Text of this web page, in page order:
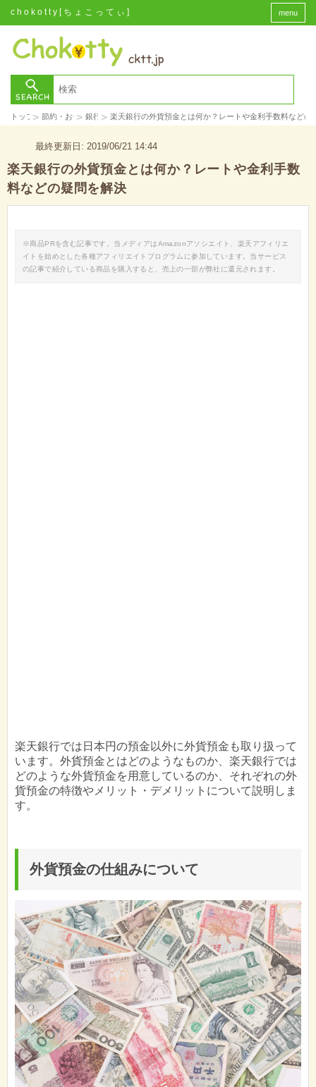
chokotty[ちょこってぃ] menu
トップ> 節約・お金> 銀行 > 楽天銀行の外貨預金とは何か？レートや金利手数料などの
最終更新日: 2019/06/21 14:44
楽天銀行の外貨預金とは何か？レートや金利手数
料などの疑問を解決
※商品PRを含む記事です。当メディアはAmazonアソシエイト、楽天アフィリエ
イトを始めとした各種アフィリエイトプログラムに参加しています。当サービス
の記事で紹介している商品を購入すると、売上の一部が弊社に還元されます。
楽天銀行では日本円の預金以外に外貨預金も取り扱って
います。外貨預金とはどのようなものか、楽天銀行では
どのような外貨預金を用意しているのか、それぞれの外
貨預金の特徴やメリット・デメリットについて説明しま
す。
外貨預金の仕組みについて